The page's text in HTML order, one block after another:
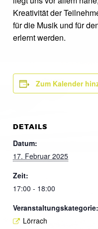
Kreativität der
für die Musik und für
erlernt werden.
Zum Kalender
DETAILS
Datum:
17. Februar 2025
Zeit:
17:00 - 18:00
Veranstaltungskategorie:
Lörrach